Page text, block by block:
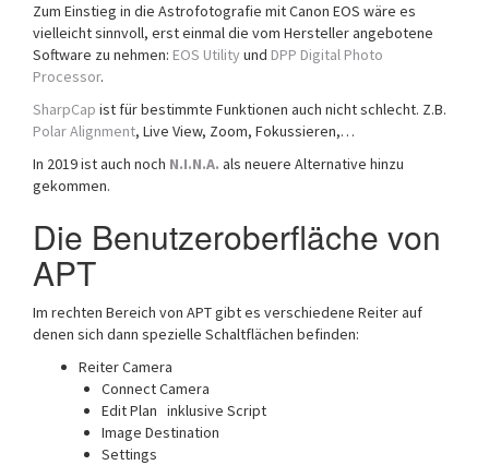
Zum Einstieg in die Astrofotografie mit Canon EOS wäre es
vielleicht sinnvoll, erst einmal die vom Hersteller angebotene
Software zu nehmen: EOS Utility und DPP Digital Photo
Processor.
SharpCap ist für bestimmte Funktionen auch nicht schlecht. Z.B.
Polar Alignment, Live View, Zoom, Fokussieren,…
In 2019 ist auch noch N.I.N.A. als neuere Alternative hinzu
gekommen.
Die Benutzeroberfläche von
APT
Im rechten Bereich von APT gibt es verschiedene Reiter auf
denen sich dann spezielle Schaltflächen befinden:
Reiter Camera
Connect Camera
Edit Plan inklusive Script
Image Destination
Settings